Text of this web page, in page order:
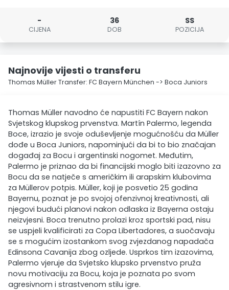
-
CIJENA
36
DOB
SS
POZICIJA
Najnovije vijesti o transferu
Thomas Müller Transfer: FC Bayern München -> Boca Juniors
Thomas Müller navodno će napustiti FC Bayern nakon
Svjetskog klupskog prvenstva. Martín Palermo, legenda
Boce, izrazio je svoje oduševljenje mogućnošću da Müller
dođe u Boca Juniors, napominjući da bi to bio značajan
događaj za Bocu i argentinski nogomet. Međutim,
Palermo je priznao da bi financijski moglo biti izazovno za
Bocu da se natječe s američkim ili arapskim klubovima
za Müllerov potpis. Müller, koji je posvetio 25 godina
Bayernu, poznat je po svojoj ofenzivnoj kreativnosti, ali
njegovi budući planovi nakon odlaska iz Bayerna ostaju
neizvjesni. Boca trenutno prolazi kroz sportski pad, nisu
se uspjeli kvalificirati za Copa Libertadores, a suočavaju
se s mogućim izostankom svog zvjezdanog napadača
Edinsona Cavanija zbog ozljede. Usprkos tim izazovima,
Palermo vjeruje da Svjetsko klupsko prvenstvo pruža
novu motivaciju za Bocu, koja je poznata po svom
agresivnom i strastvenom stilu igre.